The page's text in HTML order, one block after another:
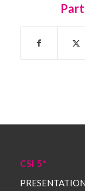
CSI 5*
PRESENTATION